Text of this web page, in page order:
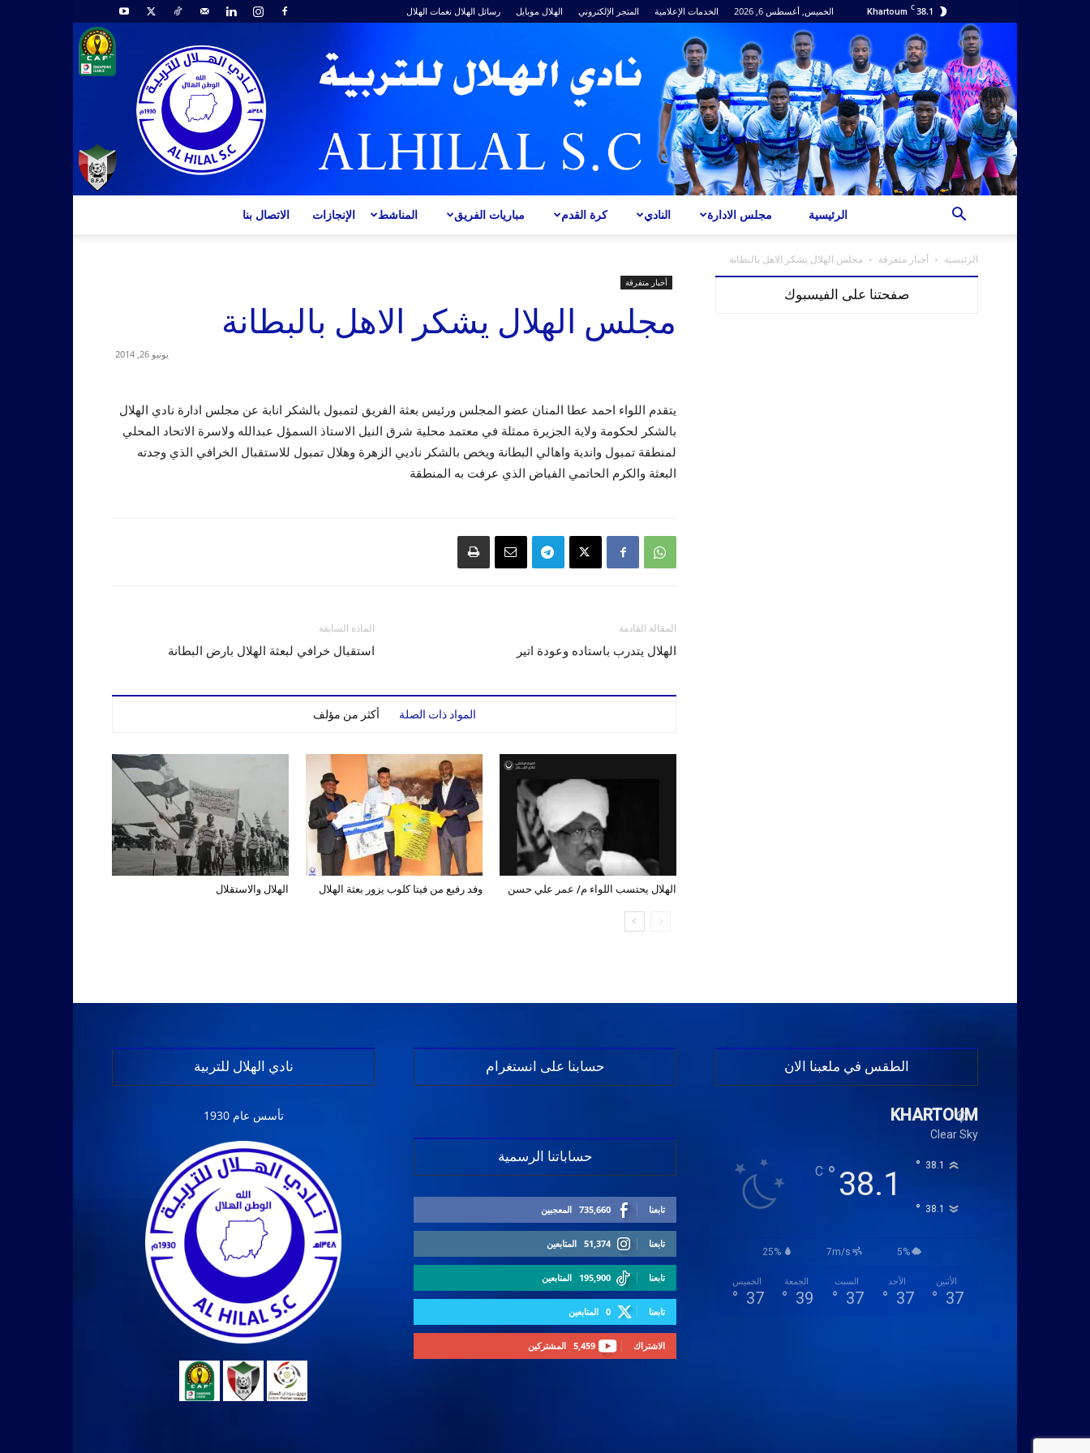
38.1
C
Khartoum الخميس, أغسطس 6, 2026 الخدمات الإعلامية المتجر الإلكتروني الهلال موبايل رسائل الهلال نغمات الهلال
الاتصال بنا الإنجازات المناشط مباريات الفريق كرة القدم النادي مجلس الادارة الرئيسية
الرئيسية أخبار متفرقة مجلس الهلال يشكر الاهل بالبطانة
أخبار متفرقة
مجلس الهلال يشكر الاهل بالبطانة
يونيو 26, 2014
يتقدم اللواء احمد عطا المنان عضو المجلس ورئيس بعثة الفريق لتمبول بالشكر انابة عن مجلس ادارة نادي الهلال
بالشكر لحكومة ولاية الجزيرة ممثلة في معتمد محلية شرق النيل الاستاذ السمؤل عبدالله ولاسرة الاتحاد المحلي
لمنطقة تمبول واندية واهالي البطانة ويخص بالشكر ناديي الزهرة وهلال تمبول للاستقبال الخرافي الذي وجدته
البعثة والكرم الحاتمي الفياض الذي عرفت به المنطقة
المادة السابقة
استقبال خرافي لبعثة الهلال بارض البطانة
المقالة القادمة
الهلال يتدرب باستاده وعودة اتير
المواد ذات الصلة أكثر من مؤلف
الهلال والاستقلال وفد رفيع من فيتا كلوب يزور بعثة الهلال الهلال يحتسب اللواء م/ عمر علي حسن
صفحتنا على الفيسبوك
نادي الهلال للتربية
تأسس عام 1930
حسابنا على انستغرام
حساباتنا الرسمية
735,660 المعجبين تابعنا
51,374 المتابعين تابعنا
195,900 المتابعين تابعنا
0 المتابعين تابعنا
5,459 المشتركين الاشتراك
الطقس في ملعبنا الان
KHARTOUM
Clear Sky
38.1
°
C 38.1
°
38.1
°
25% 7m/s 5%
الخميس
37
°
الجمعة
39
°
السبت
37
°
الأحد
37
°
الأثنين
37
°